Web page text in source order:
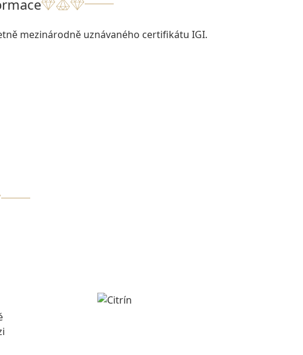
mezinárodně uznávaného certifikátu IGI.